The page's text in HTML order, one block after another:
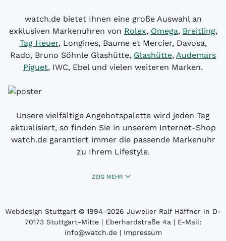
watch.de bietet Ihnen eine große Auswahl an
exklusiven Markenuhren von Rolex, Omega, Breitling,
Tag Heuer, Longines, Baume et Mercier, Davosa,
Rado, Bruno Söhnle Glashütte, Glashütte, Audemars
Piguet, IWC, Ebel und vielen weiteren Marken.
Unsere vielfältige Angebotspalette wird jeden Tag
aktualisiert, so finden Sie in unserem Internet-Shop
watch.de garantiert immer die passende Markenuhr
zu Ihrem Lifestyle.
ZEIG MEHR
Webdesign Stuttgart © 1994­–2026 Juwelier Ralf Häffner in D-
70173 Stuttgart-Mitte | Eberhardstraße 4a | E-Mail:
info@watch.de|Impressum